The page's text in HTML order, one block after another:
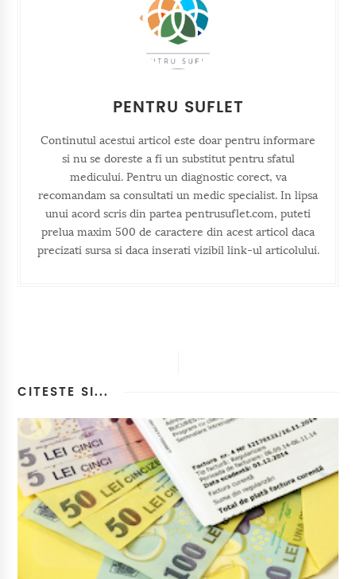
PENTRU SUFLET
Continutul acestui articol este doar pentru informare
si nu se doreste a fi un substitut pentru sfatul
medicului. Pentru un diagnostic corect, va
recomandam sa consultati un medic specialist. In lipsa
unui acord scris din partea pentrusuflet.com, puteti
prelua maxim 500 de caractere din acest articol daca
precizati sursa si daca inserati vizibil link-ul articolului.
CITESTE SI...